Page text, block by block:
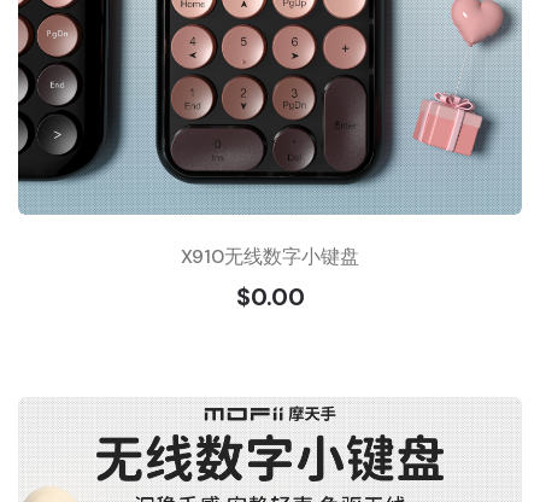
X910无线数字小键盘
$0.00